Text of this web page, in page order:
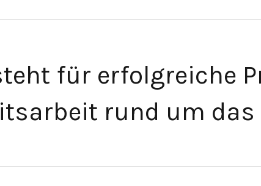
für erfolgreiche
rund um das